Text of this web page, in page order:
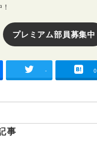
プレミアム部員募集中
- 0
事